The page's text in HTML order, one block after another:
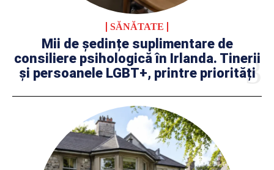
SĂNĂTATE
Mii de ședințe suplimentare de
consiliere psihologică în Irlanda. Tinerii
și persoanele LGBT+, printre priorități